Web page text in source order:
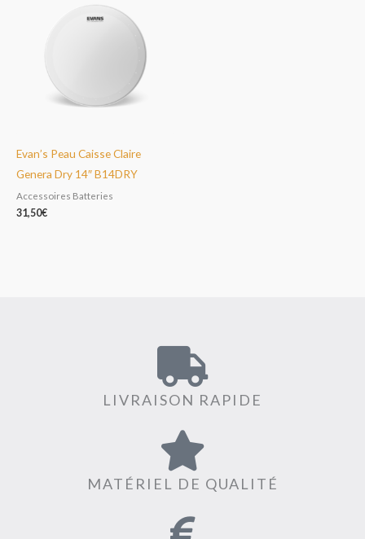
Evan’s Peau Caisse Claire
Genera Dry 14″ B14DRY
Accessoires Batteries
31,50€
LIVRAISON RAPIDE
MATÉRIEL DE QUALITÉ